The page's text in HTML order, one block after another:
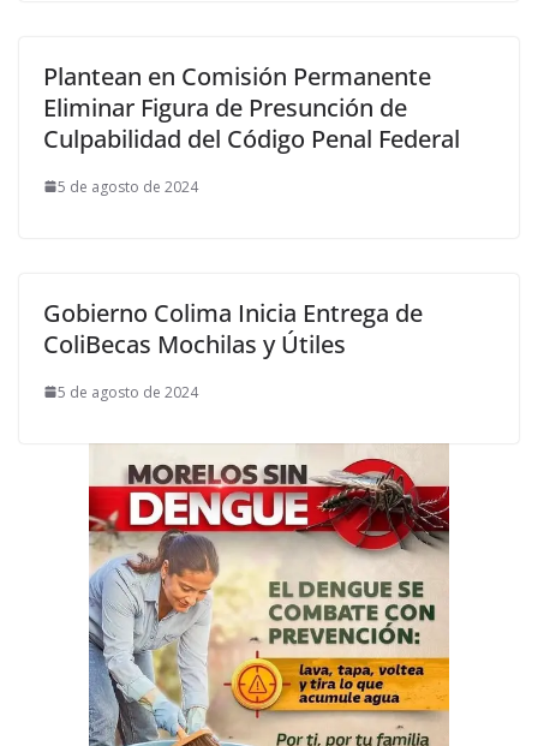
Plantean en Comisión Permanente
Eliminar Figura de Presunción de
Culpabilidad del Código Penal Federal
5 de agosto de 2024
Gobierno Colima Inicia Entrega de
ColiBecas Mochilas y Útiles
5 de agosto de 2024